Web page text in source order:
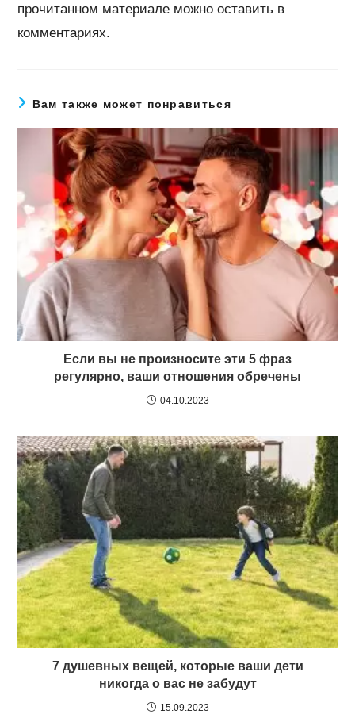
прочитанном материале можно оставить в
комментариях.
Вам также может понравиться
Если вы не произносите эти 5 фраз
регулярно, ваши отношения обречены
04.10.2023
7 душевных вещей, которые ваши дети
никогда о вас не забудут
15.09.2023